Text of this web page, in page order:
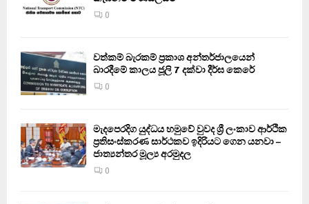
0
වත්කම් බැරකම් ප්‍රකාශ අන්තර්ජාලයෙන්
බාරදීමේ කාලය ජූලි 7 දක්වා දීර්ඝ කෙරේ
0
මැදපෙරදිග යුද්ධය හමුවේ වුවද ශ්‍රී ලංකාව ආර්ථික
ප්‍රතිසංස්කරණ සාර්ථකව ඉදිරියට ගෙන යනවා –
ජාත්‍යන්තර මූල්‍ය අරමුදල
0